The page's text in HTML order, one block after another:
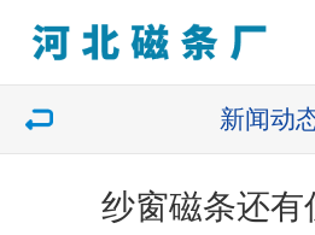
新闻动
纱窗磁条还有